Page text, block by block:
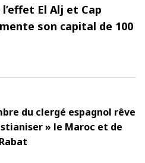
El Alj et Cap
son capital de 100
du clergé espagnol rêve
» le Maroc et de